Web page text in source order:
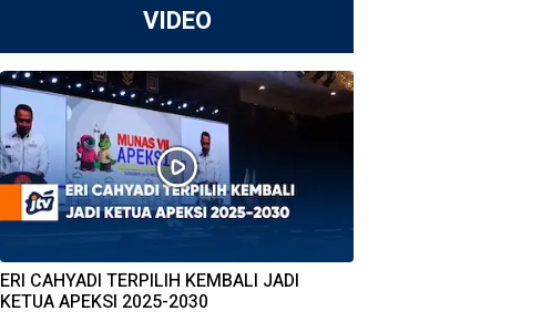
VIDEO
ERI CAHYADI TERPILIH KEMBALI JADI
KETUA APEKSI 2025-2030